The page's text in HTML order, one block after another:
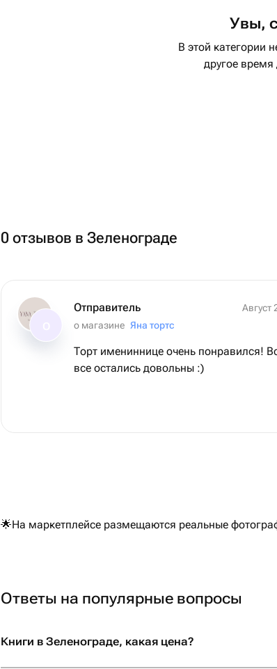
Увы,
В этой категории
другое время
0 отзывов в Зеленограде
Отправитель
о магазине Яна тортс
Торт имениннице очень понравился!
все остались довольны :)
🌟На маркетплейсе размещаются реальные
Ответы на популярные вопросы
Книги в Зеленограде, какая цена?